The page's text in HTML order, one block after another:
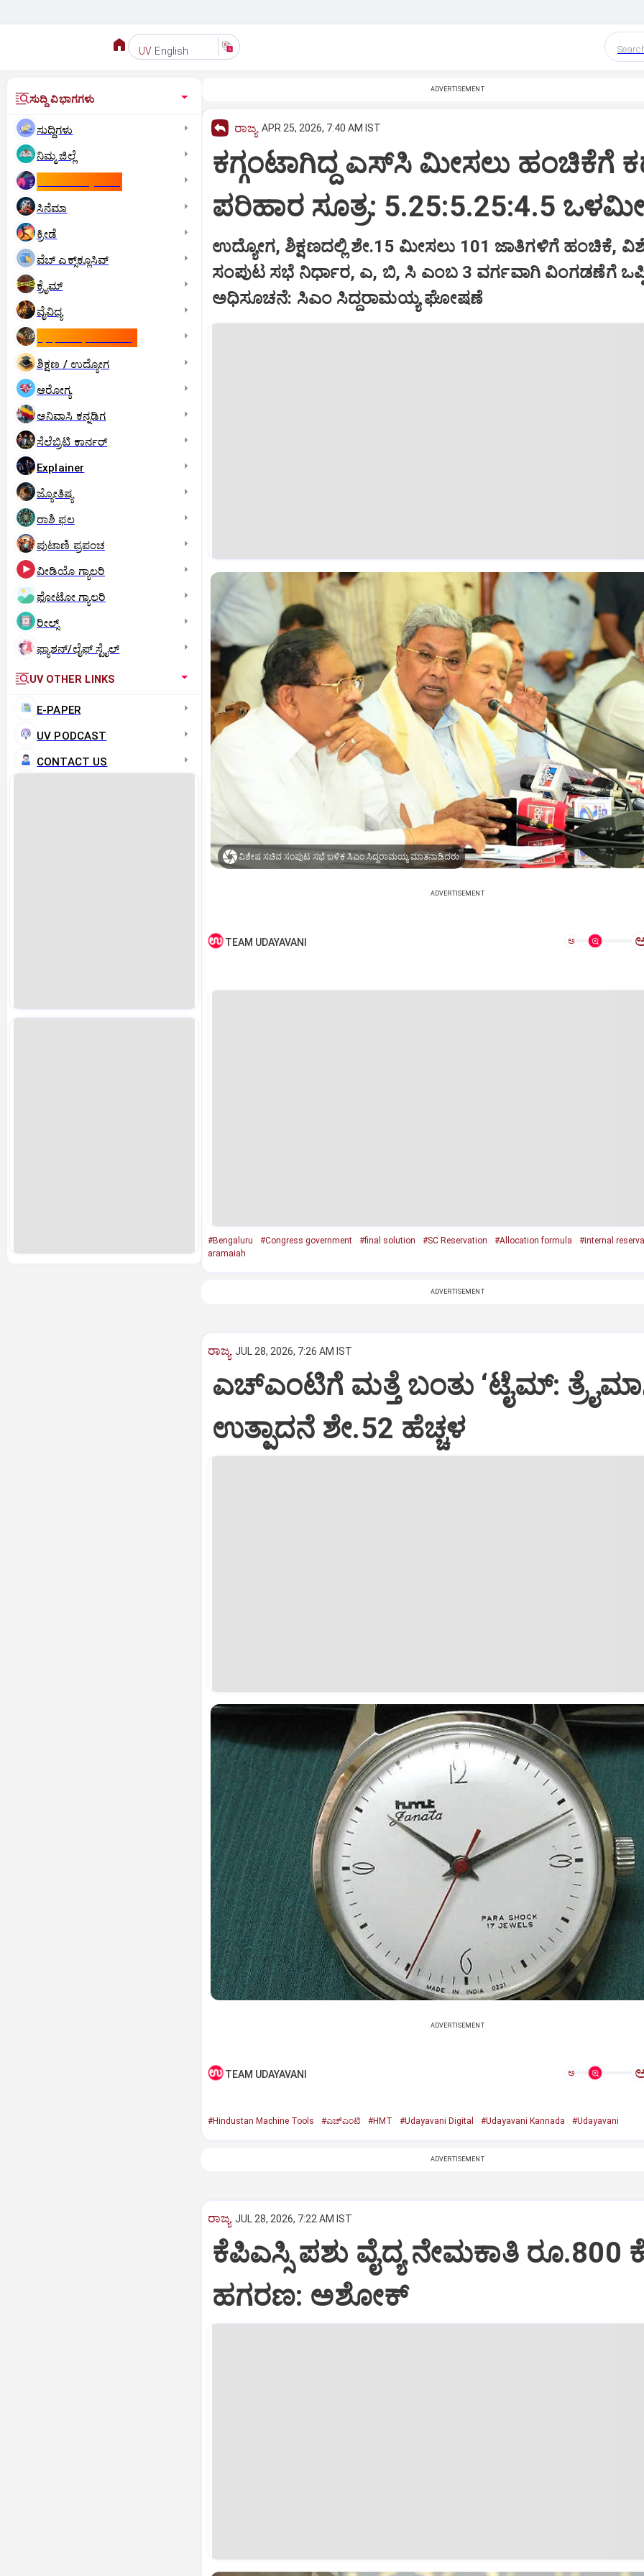
UV English
ಸುದ್ದಿ ವಿಭಾಗಗಳು
ಸುದ್ದಿಗಳು
ನಿಮ್ಮ ಜಿಲ್ಲೆ
ಸಿನೆಮಾ
ಕ್ರೀಡೆ
ವೆಬ್ ಎಕ್ಸ್‌ಕ್ಲೂಸಿವ್
ಕ್ರೈಮ್
ವೈವಿಧ್ಯ
ಶಿಕ್ಷಣ / ಉದ್ಯೋಗ
ಆರೋಗ್ಯ
ಅನಿವಾಸಿ ಕನ್ನಡಿಗ
ಸೆಲೆಬ್ರಿಟಿ ಕಾರ್ನರ್‌
Explainer
ಜ್ಯೋತಿಷ್ಯ
ರಾಶಿ ಫಲ
ಪುಟಾಣಿ ಪ್ರಪಂಚ
ವೀಡಿಯೊ ಗ್ಯಾಲರಿ
ಫೋಟೋ ಗ್ಯಾಲರಿ
ರೀಲ್ಸ್
ಫ್ಯಾಶನ್/ಲೈಫ್‌ ಸ್ಟೈಲ್
UV OTHER LINKS
E-PAPER
UV PODCAST
CONTACT US
ADVERTISEMENT
ರಾಜ್ಯ APR 25, 2026, 7:40 AM IST
ಕಗ್ಗಂಟಾಗಿದ್ದ ಎಸ್‌ಸಿ ಮೀಸಲು ಹಂಚಿಕೆಗೆ
ಪರಿಹಾರ ಸೂತ್ರ: 5.25:5.25:4.5
ಉದ್ಯೋಗ, ಶಿಕ್ಷಣದಲ್ಲಿ ಶೇ.15 ಮೀಸಲು 101 ಜಾತಿಗಳಿಗೆ ಹಂಚಿಕೆ,
ಸಂಪುಟ ಸಭೆ ನಿರ್ಧಾರ, ಎ, ಬಿ, ಸಿ ಎಂಬ 3 ವರ್ಗವಾಗಿ ವಿಂಗಡಣೆಗೆ
ಅಧಿಸೂಚನೆ: ಸಿಎಂ ಸಿದ್ದರಾಮಯ್ಯ ಘೋಷಣೆ
ವಿಶೇಷ ಸಚಿವ ಸಂಪುಟ ಸಭೆ ಬಳಿಕ ಸಿಎಂ ಸಿದ್ದರಾಮಯ್ಯ ಮಾತನಾಡಿದರು.
ADVERTISEMENT
TEAM UDAYAVANI ಅ
#Bengaluru #Congress government #final solution #SC Reservation #Allocation formula
#internal
aramaiah
ADVERTISEMENT
ರಾಜ್ಯ JUL 28, 2026, 7:26 AM IST
ಎಚ್‌ಎಂಟಿಗೆ ಮತ್ತೆ ಬಂತು ‘ಟೈಮ್:
ಉತ್ಪಾದನೆ ಶೇ.52 ಹೆಚ್ಚಳ
ADVERTISEMENT
TEAM UDAYAVANI ಅ
#Hindustan Machine Tools #ಎಚ್‌ಎಂಟಿ #HMT #Udayavani Digital #Udayavani Kannada #Udayavani
ADVERTISEMENT
ರಾಜ್ಯ JUL 28, 2026, 7:22 AM IST
ಕೆಪಿಎಸ್ಸಿ ಪಶು ವೈದ್ಯ ನೇಮಕಾತಿ
ಹಗರಣ: ಅಶೋಕ್‌